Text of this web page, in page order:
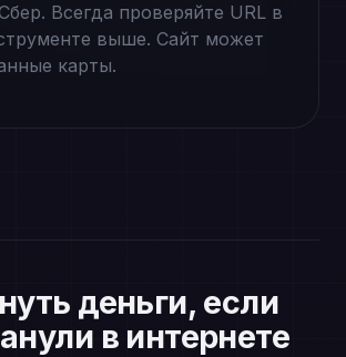
Всегда проверяйте URL в
выше. Сайт может
карты.
деньги, если
в интернете